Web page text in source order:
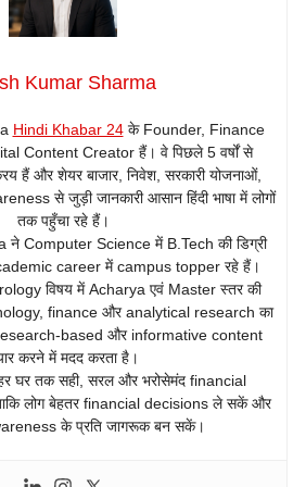
Kumar Sharma
Hindi Khabar 24के Founder, Finance
Content Creator हैं। वे पिछले 5 वर्षों से
हैं और शेयर बाजार, निवेश, सरकारी योजनाओं,
से जुड़ी जानकारी आसान हिंदी भाषा में लोगों
तक पहुँचा रहे हैं।
Computer Science में B.Tech की डिग्री
career में campus topper रहे हैं।
विषय में Acharya एवं Master स्तर की
finance और analytical research का
based और informative content
करने में मदद करता है।
घर तक सही, सरल और भरोसेमंद financial
लोग बेहतर financial decisions ले सकें और
के प्रति जागरूक बन सकें।